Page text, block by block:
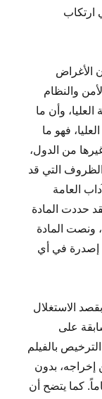
ارتكاب
الأغراض
والنظام
العليا، وأن ما
فهو ما
من الدول،
الظروف التي قد
العامة
حددت المادة
ونصت المادة
إصدرة في أي
الاستغلال
على
الترخيص بالفيلم
إخراجه، بدون
كما يتضح أن